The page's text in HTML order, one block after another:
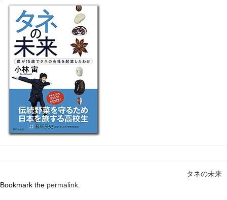
タネの未来
Bookmark the permalink